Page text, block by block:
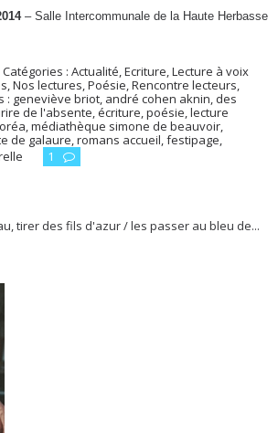
– Salle Intercommunale de la Haute Herbasse
Catégories :Actualité,Ecriture,Lecture à voix
,Nos lectures,Poésie,Rencontre lecteurs,
: geneviève briot, andré cohen aknin, des
de l'absente,écriture,poésie,lecture
,médiathèque simone de beauvoir,
de galaure,romans accueil,festipage,
1
tirer des fils d'azur / les passer au bleu de...